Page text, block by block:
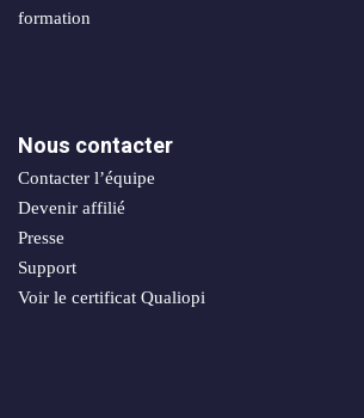
formation
Nous contacter
Contacter l’équipe
Devenir affilié
Presse
Support
Voir le certificat Qualiopi